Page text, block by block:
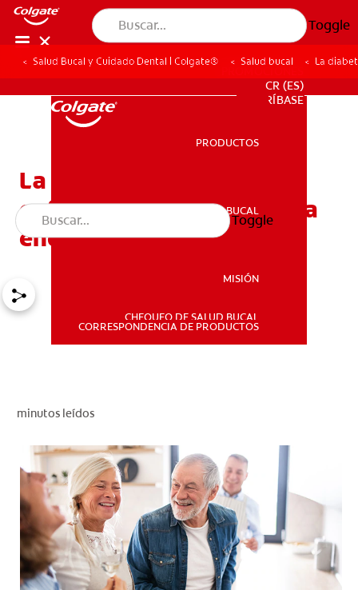
Toggle
SALUD BUCAL
PROMOCIONES
CR (ES)
SUSCRÍBASE
CR (ES)
SUSCRÍBASE
PRODUCTOS
SALUD BUCAL
MISIÓN
CHEQUEO DE SALUD BUCAL
CORRESPONDENCIA DE PRODUCTOS
Toggle
Salud Bucal y Cuidado Dental | Colgate® Salud bucal La
La diabetes y otras
enfermedades del sistema
endocrino
minutos leídos